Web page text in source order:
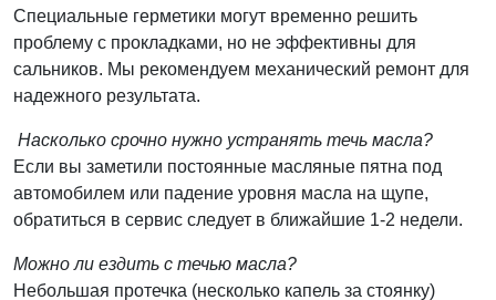
Специальные герметики могут временно решить
проблему с прокладками, но не эффективны для
сальников. Мы рекомендуем механический ремонт для
надежного результата.
Насколько срочно нужно устранять течь масла?
Если вы заметили постоянные масляные пятна под
автомобилем или падение уровня масла на щупе,
обратиться в сервис следует в ближайшие 1-2 недели.
Можно ли ездить с течью масла?
Небольшая протечка (несколько капель за стоянку)